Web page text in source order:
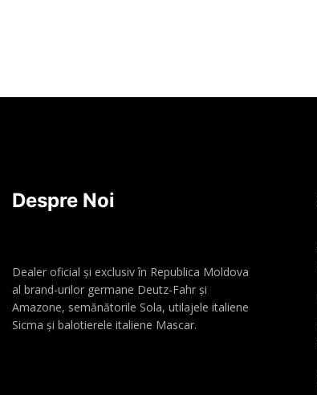
Despre Noi
Dealer oficial și exclusiv în Republica Moldova
al brand-urilor germane Deutz-Fahr și
Amazone, semănătorile Sola, utilajele italiene
Sicma și balotierele italiene Mascar.